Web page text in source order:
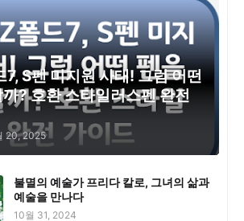
S펜 미지원 사태! 그럼 어떤
? 호환 스타일러스펜 완전
20, 2025
불멸의 예술가 프리다 칼로, 그녀의 삶과
예술을 만나다
10월 31, 2024